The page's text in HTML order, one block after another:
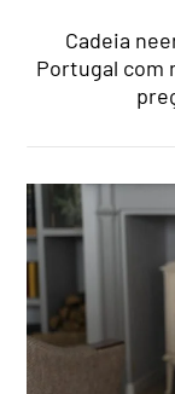
Cadeia
Portugal com